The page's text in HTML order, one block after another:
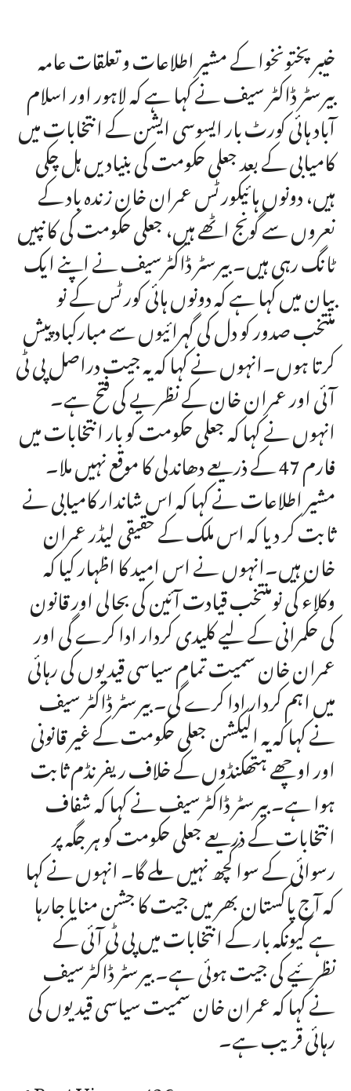
خیبر پختونخوا کے مشیر اطلاعات و تعلقات عامہ
بیرسٹر ڈاکٹر سیف نے کہا ہے کہ لاہور اور اسلام
آباد ہائی کورٹ بار ایسوسی ایشن کے انتخابات میں
کامیابی کے بعد جعلی حکومت کی بنیادیں ہل چکی
ہیں، دونوں ہائیکورٹس عمران خان زندہ باد کے
نعروں سے گونج اٹھے ہیں، جعلی حکومت کی کانپیں
ٹانگ رہی ہیں۔ بیرسٹر ڈاکٹرسیف نے اپنے ایک
بیان میں کہا ہے کہ دونوں ہائی کورٹس کے نو
منتخب صدور کو دل کی گہرائیوں سے مبارکباد پیش
کرتا ہوں۔انہوں نے کہا کہ یہ جیت دراصل پی ٹی
آئی اور عمران خان کے نظریے کی فتح ہے۔
انہوں نے کہا کہ جعلی حکومت کو بار انتخابات میں
فارم 47 کے ذریعے دھاندلی کا موقع نہیں ملا۔
مشیر اطلاعات نے کہا کہ اس شاندار کامیابی نے
ثابت کر دیا کہ اس ملک کے حقیقی لیڈر عمران
خان ہیں۔انہوں نے اس امید کا اظہار کیا کہ
وکلاء کی نومنتخب قیادت آئین کی بحالی اور قانون
کی حکمرانی کے لیے کلیدی کردار ادا کرے گی اور
عمران خان سمیت تمام سیاسی قیدیوں کی رہائی
میں اہم کردار ادا کرے گی۔ بیرسٹر ڈاکٹر سیف
نے کہا کہ یہ الیکشن جعلی حکومت کے غیر قانونی
اور اوچھے ہتھکنڈوں کے خلاف ریفرنڈم ثابت
ہوا ہے۔ بیرسٹر ڈاکٹرسیف نے کہا کہ شفاف
انتخابات کے ذریعے جعلی حکومت کو ہر جگہ پر
رسوائی کے سوا کچھ نہیں ملے گا۔ انہوں نے کہا
کہ آج پاکستان بھر میں جیت کا جشن منایا جارہا
ہے کیونکہ بار کے انتخابات میں پی ٹی آئی کے
نظرئیے کی جیت ہوئی ہے۔ بیرسٹر ڈاکٹرسیف
نے کہا کہ عمران خان سمیت سیاسی قیدیوں کی
رہائی قریب ہے۔